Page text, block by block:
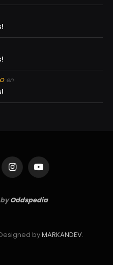
en
InstagramYouTube
Oddspedia
Designed byMARKANDEV.